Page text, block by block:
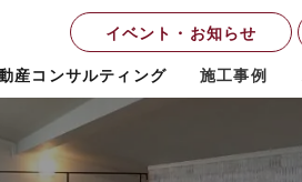
イベント・お知らせ
産コンサルティング 施工事例